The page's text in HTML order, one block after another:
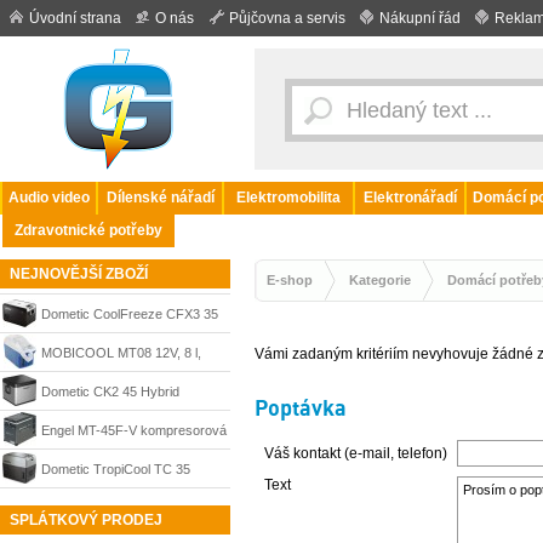
Úvodní strana O nás Půjčovna a servis Nákupní řád
Audio video Dílenské nářadí Elektromobilita Elektronářadí
Domácí
Zdravotnické potřeby
NEJNOVĚJŠÍ ZBOŽÍ
Dometic CoolFreeze CFX3 35
kompresorová autochladnička
36 l, 12/24/230 V
MOBICOOL MT08 12V, 8 l,
termoelektrická autochladnička
s ohřevem, 9600024956
Dometic CK2 45 Hybrid
hybridní autochladnička 43 l, 12
V / 230 V
Engel MT-45F-V kompresorová
autochladnička 40 l, 12/24/230
V, antracitová
Dometic TropiCool TC 35
termoelektrická autochladnička
SPLÁTKOVÝ PRODEJ
E-shop Kategorie Domácí
Vámi zadaným kritériím nevyhovuje žádné
Poptávka
Váš kontakt (e-mail, telefon)
Text